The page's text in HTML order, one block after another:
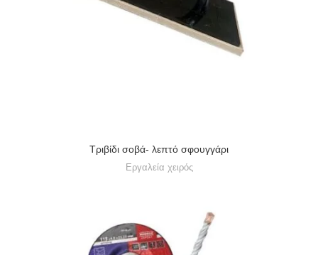
Tριβίδι σοβά- λεπτό σφουγγάρι
Εργαλεία χειρός